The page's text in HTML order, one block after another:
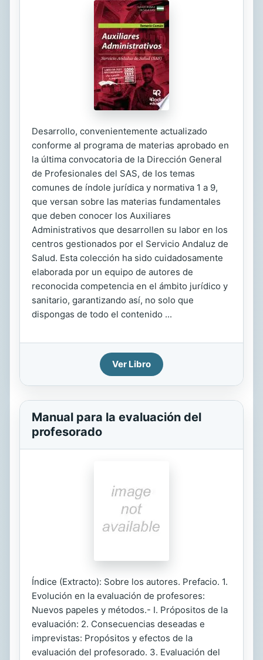
Desarrollo, convenientemente actualizado
conforme al programa de materias aprobado en
la última convocatoria de la Dirección General
de Profesionales del SAS, de los temas
comunes de índole jurídica y normativa 1 a 9,
que versan sobre las materias fundamentales
que deben conocer los Auxiliares
Administrativos que desarrollen su labor en los
centros gestionados por el Servicio Andaluz de
Salud. Esta colección ha sido cuidadosamente
elaborada por un equipo de autores de
reconocida competencia en el ámbito jurídico y
sanitario, garantizando así, no solo que
dispongas de todo el contenido ...
Ver Libro
Manual para la evaluación del
profesorado
Índice (Extracto): Sobre los autores. Prefacio. 1.
Evolución en la evaluación de profesores:
Nuevos papeles y métodos.- I. Própositos de la
evaluación: 2. Consecuencias deseadas e
imprevistas: Propósitos y efectos de la
evaluación del profesorado. 3. Evaluación del